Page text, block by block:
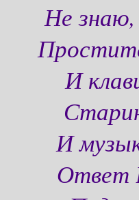
Не
И
И
Ответ